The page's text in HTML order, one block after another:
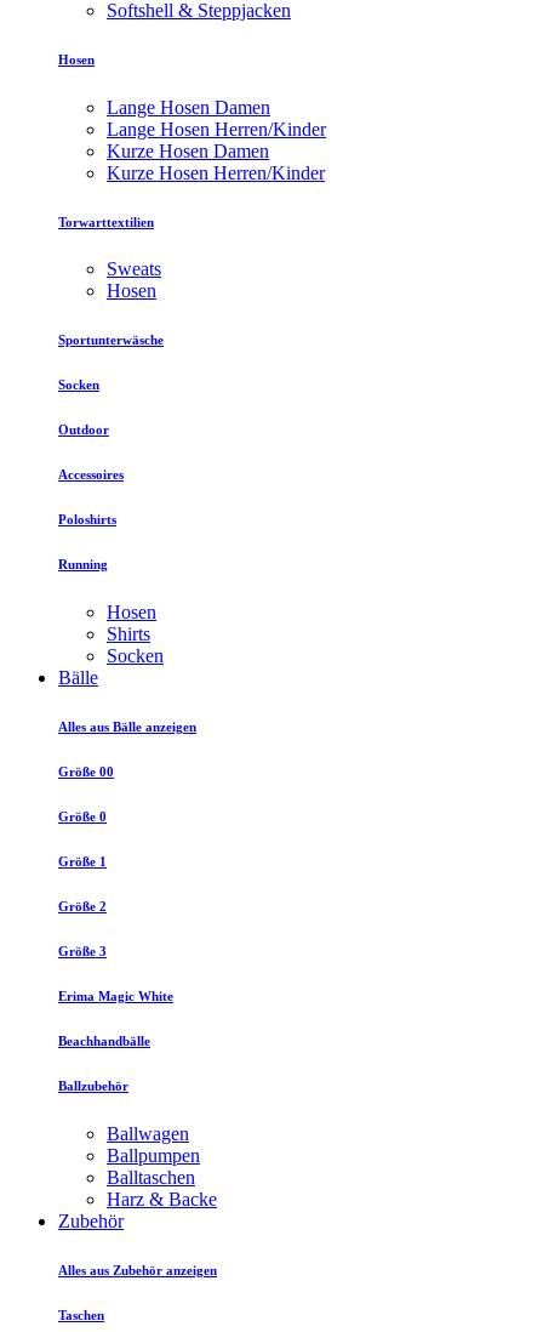
Softshell & Steppjacken
Hosen
Lange Hosen Damen
Lange Hosen Herren/Kinder
Kurze Hosen Damen
Kurze Hosen Herren/Kinder
Torwarttextilien
Sweats
Hosen
Sportunterwäsche
Socken
Outdoor
Accessoires
Poloshirts
Running
Hosen
Shirts
Socken
Bälle
Alles aus Bälle anzeigen
Größe 00
Größe 0
Größe 1
Größe 2
Größe 3
Erima Magic White
Beachhandbälle
Ballzubehör
Ballwagen
Ballpumpen
Balltaschen
Harz & Backe
Zubehör
Alles aus Zubehör anzeigen
Taschen